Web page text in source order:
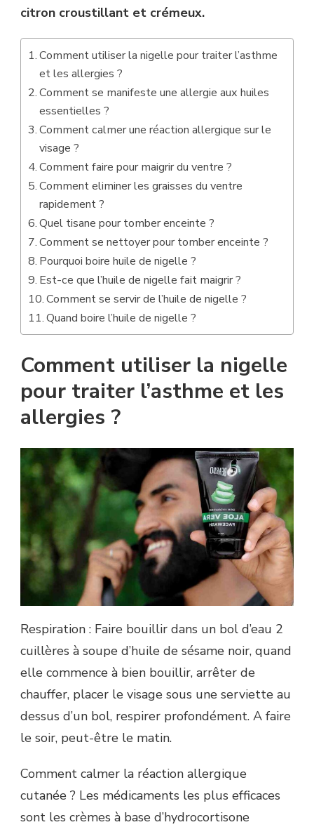
citron croustillant et crémeux.
Comment utiliser la nigelle pour traiter l’asthme
et les allergies ?
Comment se manifeste une allergie aux huiles
essentielles ?
Comment calmer une réaction allergique sur le
visage ?
Comment faire pour maigrir du ventre ?
Comment eliminer les graisses du ventre
rapidement ?
Quel tisane pour tomber enceinte ?
Comment se nettoyer pour tomber enceinte ?
Pourquoi boire huile de nigelle ?
Est-ce que l’huile de nigelle fait maigrir ?
Comment se servir de l’huile de nigelle ?
Quand boire l’huile de nigelle ?
Comment utiliser la nigelle
pour traiter l’asthme et les
allergies ?
Respiration : Faire bouillir dans un bol d’eau 2
cuillères à soupe d’huile de sésame noir, quand
elle commence à bien bouillir, arrêter de
chauffer, placer le visage sous une serviette au
dessus d’un bol, respirer profondément. A faire
le soir, peut-être le matin.
Comment calmer la réaction allergique
cutanée ? Les médicaments les plus efficaces
sont les crèmes à base d’hydrocortisone